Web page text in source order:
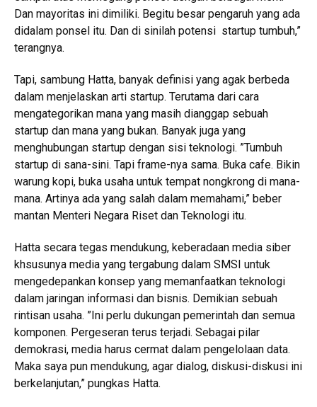
Dan mayoritas ini dimiliki. Begitu besar pengaruh yang ada
didalam ponsel itu. Dan di sinilah potensi startup tumbuh,”
terangnya.
Tapi, sambung Hatta, banyak definisi yang agak berbeda
dalam menjelaskan arti startup. Terutama dari cara
mengategorikan mana yang masih dianggap sebuah
startup dan mana yang bukan. Banyak juga yang
menghubungan startup dengan sisi teknologi. ”Tumbuh
startup di sana-sini. Tapi frame-nya sama. Buka cafe. Bikin
warung kopi, buka usaha untuk tempat nongkrong di mana-
mana. Artinya ada yang salah dalam memahami,” beber
mantan Menteri Negara Riset dan Teknologi itu.
Hatta secara tegas mendukung, keberadaan media siber
khsusunya media yang tergabung dalam SMSI untuk
mengedepankan konsep yang memanfaatkan teknologi
dalam jaringan informasi dan bisnis. Demikian sebuah
rintisan usaha. ”Ini perlu dukungan pemerintah dan semua
komponen. Pergeseran terus terjadi. Sebagai pilar
demokrasi, media harus cermat dalam pengelolaan data.
Maka saya pun mendukung, agar dialog, diskusi-diskusi ini
berkelanjutan,” pungkas Hatta.